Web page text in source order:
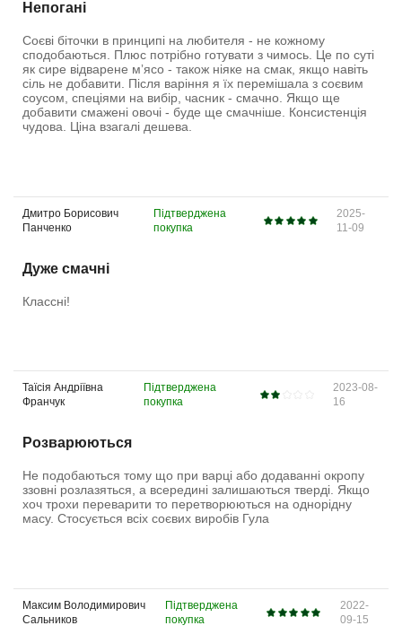
Непогані
Соєві біточки в принципі на любителя - не кожному
сподобаються. Плюс потрібно готувати з чимось. Це по суті
як сире відварене мʼясо - також ніяке на смак, якщо навіть
сіль не добавити. Після варіння я їх перемішала з соєвим
соусом, спеціями на вибір, часник - смачно. Якщо ще
добавити смажені овочі - буде ще смачніше. Консистенція
чудова. Ціна взагалі дешева.
Дмитро Борисович
Панченко
Підтверджена
покупка
2025-
11-09
Дуже смачні
Классні!
Таїсія Андріївна
Франчук
Підтверджена
покупка
2023-08-
16
Розварюються
Не подобаються тому що при варці або додаванні окропу
ззовні розлазяться, а всередині залишаються тверді. Якщо
хоч трохи переварити то перетворюються на однорідну
масу. Стосується всіх соєвих виробів Гула
Максим Володимирович
Сальников
Підтверджена
покупка
2022-
09-15